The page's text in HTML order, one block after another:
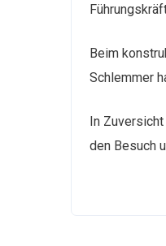
Beim
Schlemmer
In
den Besuch